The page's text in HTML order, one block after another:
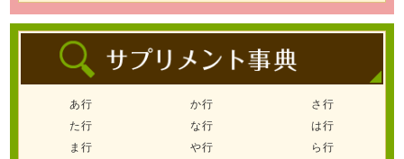
あ行 か行
さ行
た行
な行
は行
ま行
や行
ら行